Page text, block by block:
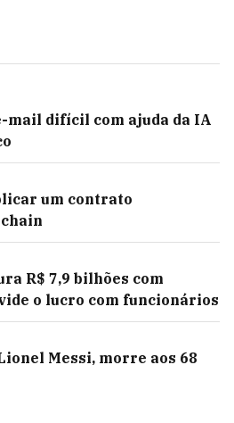
mail difícil com ajuda da IA
um contrato
R$ 7,9 bilhões com
o lucro com funcionários
Messi, morre aos 68